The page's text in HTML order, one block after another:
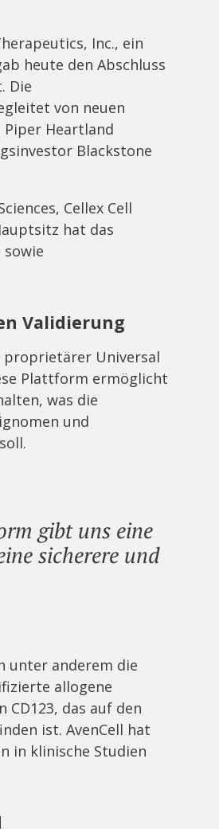
Inc., ein
heute den Abschluss
Die
von neuen
Piper Heartland
Blackstone
Cellex Cell
hat das
Validierung
proprietärer Universal
Plattform ermöglicht
was die
und
gibt uns eine
sicherere und
unter anderem die
allogene
CD123, das auf den
ist. AvenCell hat
in klinische Studien